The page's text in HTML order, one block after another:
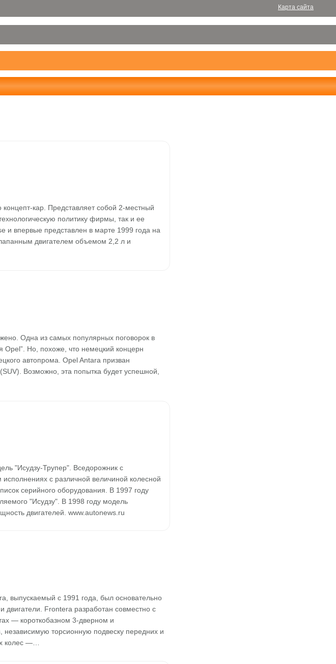
Карта сайта
кар. Представляет собой 2-местный
политику фирмы, так и ее
и впервые представлен в марте 1999 года на
двигателем объемом 2,2 л и
Одна из самых популярных поговорок в
Opel”. Но, похоже, что немецкий концерн
автопрома. Opel Antara призван
Возможно, эта попытка будет успешной,
"Исудзу-Трупер". Вседорожник с
с различной величиной колесной
серийного оборудования. В 1997 году
"Исудзу". В 1998 году модель
двигателей. www.autonews.ru
выпускаемый с 1991 года, был основательно
двигатели. Frontera разработан совместно с
— короткобазном 3-дверном и
торсионную подвеску передних и
колес —…